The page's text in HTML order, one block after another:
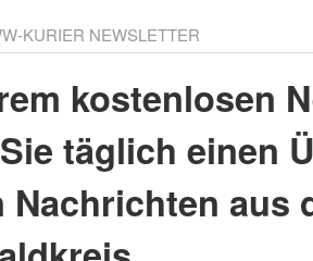
KURIER NEWSLETTER
kostenlosen
täglich einen
Nachrichten aus